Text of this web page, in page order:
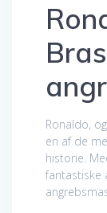
Ronaldo,
en af de
historie.
fantastiske